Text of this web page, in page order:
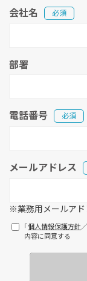
会社名 必須
部署
電話番号 必須
メールアドレス
※業務用メールアド
「個人情報保護方針／
内容に同意する